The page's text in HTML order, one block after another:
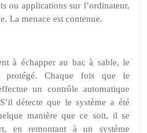
ou applications sur l’ordinateur,
La menace est contenue.
à échapper au bac à sable, le
protégé. Chaque fois que le
un contrôle automatique
détecte que le système a été
manière que ce soit, il se
en remontant à un système